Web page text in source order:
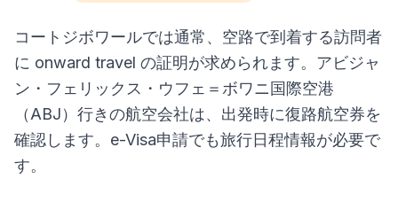
コートジボワールでは通常、空路で到着する訪問者
に onward travel の証明が求められます。アビジャ
ン・フェリックス・ウフェ＝ボワニ国際空港
（ABJ）行きの航空会社は、出発時に復路航空券を
確認します。e-Visa申請でも旅行日程情報が必要で
す。